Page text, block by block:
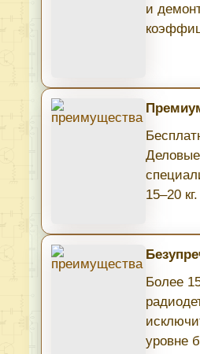
и
15–20 кг.
Более
уровне